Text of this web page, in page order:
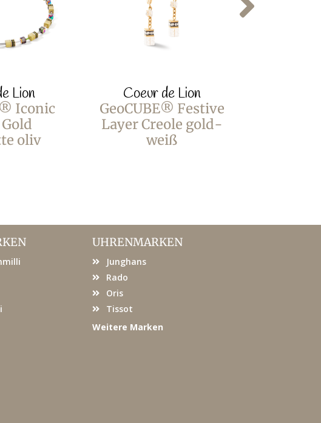
Lion
Iconic
oliv
Coeur de Lion
GeoCUBE® Festive
Layer Creole gold-
weiß
UHRENMARKEN
Junghans
Rado
Oris
Tissot
Weitere Marken